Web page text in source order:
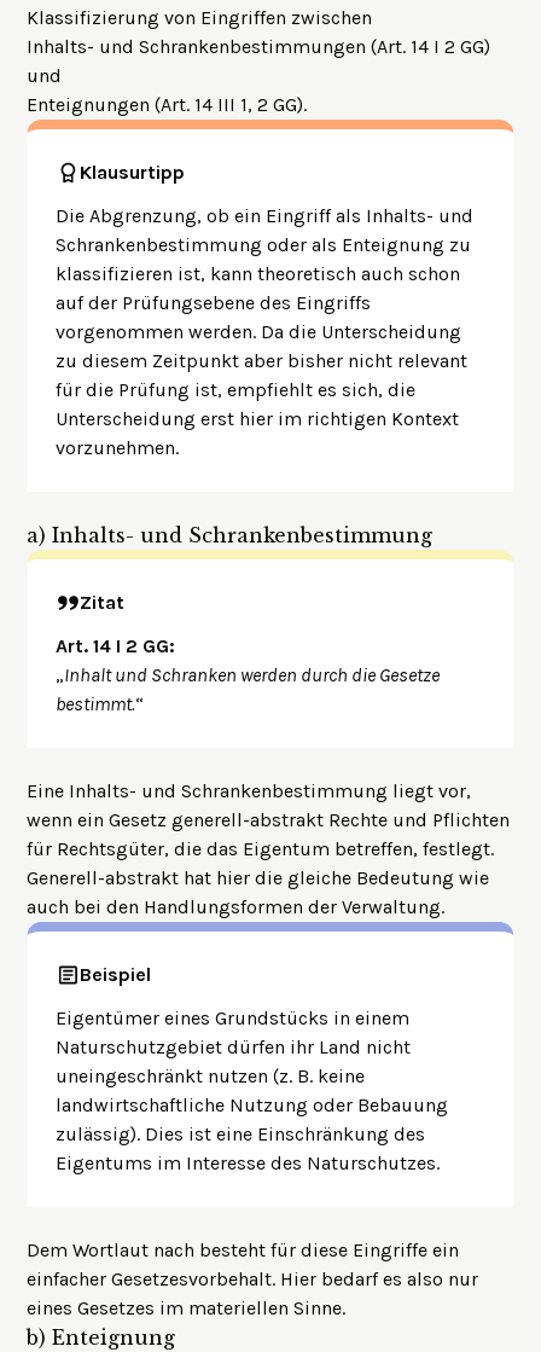
Klassifizierung von Eingriffen zwischen
Inhalts- und Schrankenbestimmungen (Art. 14 I 2 GG)
und
Enteignungen (Art. 14 III 1, 2 GG).
Klausurtipp
Die Abgrenzung, ob ein Eingriff als Inhalts- und
Schrankenbestimmung oder als Enteignung zu
klassifizieren ist, kann theoretisch auch schon
auf der Prüfungsebene des Eingriffs
vorgenommen werden. Da die Unterscheidung
zu diesem Zeitpunkt aber bisher nicht relevant
für die Prüfung ist, empfiehlt es sich, die
Unterscheidung erst hier im richtigen Kontext
vorzunehmen.
a) Inhalts- und Schrankenbestimmung
Zitat
Art. 14 I 2 GG:
„Inhalt und Schranken werden durch die Gesetze
bestimmt.“
Eine Inhalts- und Schrankenbestimmung liegt vor,
wenn ein Gesetz generell-abstrakt Rechte und Pflichten
für Rechtsgüter, die das Eigentum betreffen, festlegt.
Generell-abstrakt hat hier die gleiche Bedeutung wie
auch bei den Handlungsformen der Verwaltung.
Beispiel
Eigentümer eines Grundstücks in einem
Naturschutzgebiet dürfen ihr Land nicht
uneingeschränkt nutzen (z. B. keine
landwirtschaftliche Nutzung oder Bebauung
zulässig). Dies ist eine Einschränkung des
Eigentums im Interesse des Naturschutzes.
Dem Wortlaut nach besteht für diese Eingriffe ein
einfacher Gesetzesvorbehalt. Hier bedarf es also nur
eines Gesetzes im materiellen Sinne.
b) Enteignung